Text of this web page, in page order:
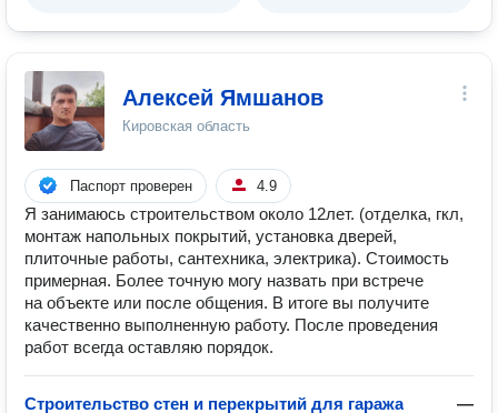
Алексей Ямшанов
Кировская область
Паспорт проверен 4.9
Я занимаюсь строительством около 12лет. (отделка, гкл,
монтаж напольных покрытий, установка дверей,
плиточные работы, сантехника, электрика). Стоимость
примерная. Более точную могу назвать при встрече
на объекте или после общения. В итоге вы получите
качественно выполненную работу. После проведения
работ всегда оставляю порядок.
Строительство стен и перекрытий для гаража —